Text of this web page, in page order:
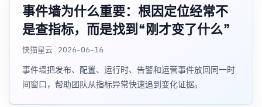
事件墙为什么重要：根因定位经常不
是查指标，而是找到“刚才变了什么”
快猫星云 · 2026-06-16
事件墙把发布、配置、运行时、告警和运营事件放回同一时
间窗口，帮助团队从指标异常快速追到变化证据。